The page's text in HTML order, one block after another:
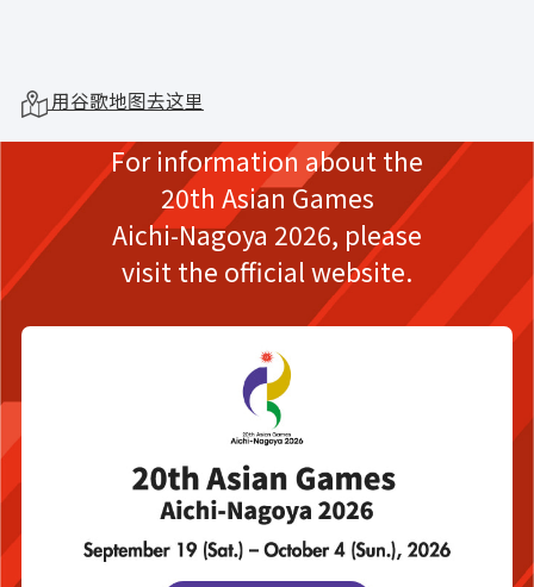
用谷歌地图去这里
For information about the
20th Asian Games
Aichi-Nagoya 2026, please
visit the official website.